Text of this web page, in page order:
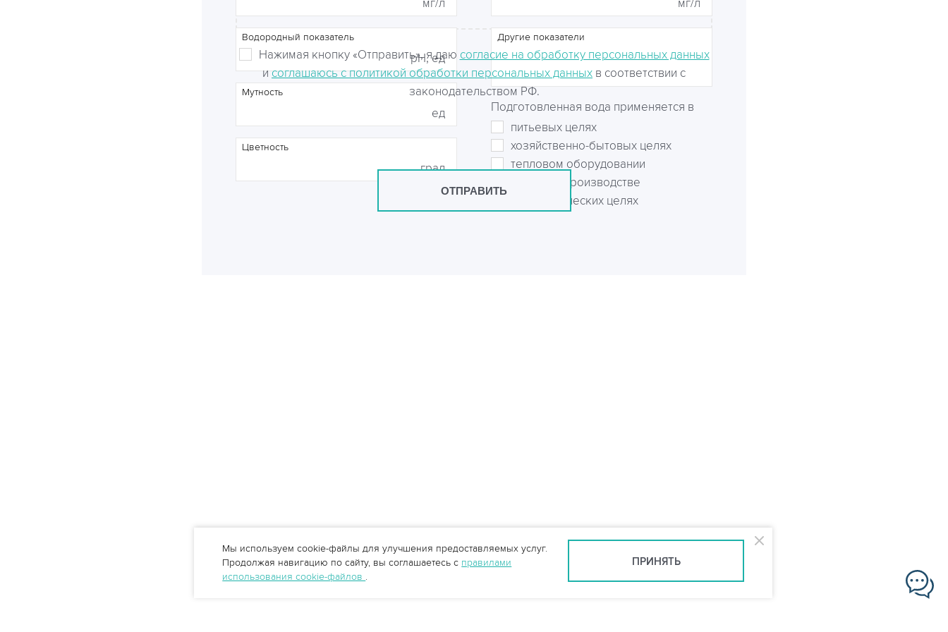
мг/л
Водородный показатель
рН, ед
Мутность
ед
Цветность
град
мг/л
Другие показатели
Подготовленная вода применяется в
питьевых целях
хозяйственно-бытовых целях
тепловом оборудовании
пищевом производстве
технологических целях
Нажимая кнопку «Отправить», я даю согласие на обработку персональных данных
исоглашаюсь с политикой обработки персональных данных в соответствии с
законодательством РФ.
ОТПРАВИТЬ
Мы используем cookie-файлы для улучшения предоставляемых услуг.
Продолжая навигацию по сайту, вы соглашаетесь с правилами
использования cookie-файлов .
ПРИНЯТЬ